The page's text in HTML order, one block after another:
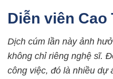
Diễn viên Cao
Dịch cúm lần này ảnh
không chỉ riêng nghệ sĩ.
công việc, đó là nhiều dự